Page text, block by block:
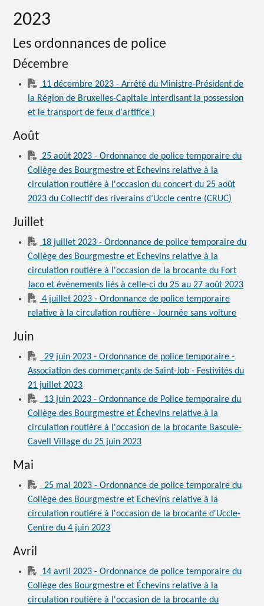
2023
Les ordonnances de police
Décembre
11 décembre 2023 - Arrêté du Ministre-Président de
la Région de Bruxelles-Capitale interdisant la possession
et le transport de feux d'artifice )
Août
25 août 2023 - Ordonnance de police temporaire du
Collège des Bourgmestre et Echevins relative à la
circulation routière à l'occasion du concert du 25 août
2023 du Collectif des riverains d’Uccle centre (CRUC)
Juillet
18 juillet 2023 - Ordonnance de police temporaire du
Collège des Bourgmestre et Echevins relative à la
circulation routière à l'occasion de la brocante du Fort
Jaco et événements liés à celle-ci du 25 au 27 août 2023
4 juillet 2023 - Ordonnance de police temporaire
relative à la circulation routière - Journée sans voiture
Juin
29 juin 2023 - Ordonnance de police temporaire -
Association des commerçants de Saint-Job - Festivités du
21 juillet 2023
13 juin 2023 - Ordonnance de Police temporaire du
Collège des Bourgmestre et Échevins relative à la
circulation routière à l'occasion de la brocante Bascule-
Cavell Village du 25 juin 2023
Mai
25 mai 2023 - Ordonnance de police temporaire du
Collège des Bourgmestre et Echevins relative à la
circulation routière à l'occasion de la brocante d'Uccle-
Centre du 4 juin 2023
Avril
14 avril 2023 - Ordonnance de police temporaire du
Collège des Bourgmestre et Échevins relative à la
circulation routière à l'occasion de la brocante du